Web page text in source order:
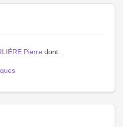
Pierre dont :